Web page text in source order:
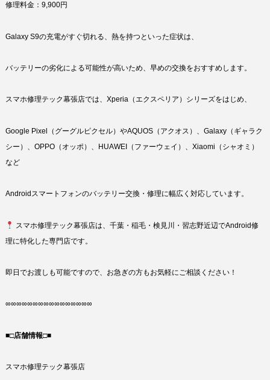
修理料金：9,900円
Galaxy S9の充電がすぐ切れる、熱を持つといった症状は、
バッテリーの劣化による可能性が高いため、早めの交換をおすすめします。
スマホ修理テック幕張店では、Xperia（エクスペリア）シリーズをはじめ、
Google Pixel（グーグルピクセル）やAQUOS（アクオス）、Galaxy（ギャラク
シー）、OPPO（オッポ）、HUAWEI（ファーウェイ）、Xiaomi（シャオミ）
など
Androidスマートフォンのバッテリー交換・修理に幅広く対応しています。
スマホ修理テック幕張店は、千葉・稲毛・検見川・習志野近辺でAndroid修
理に特化した専門店です。
即日でお渡しも可能ですので、お急ぎの方もお気軽にご相談ください！
∞∞∞∞∞∞∞∞∞∞∞∞∞∞∞∞
■□店舗情報□■
スマホ修理テック幕張店